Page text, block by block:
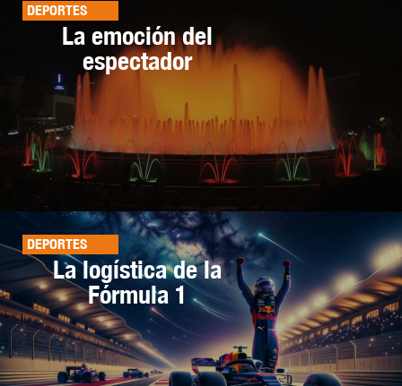
DEPORTES
La emoción del
espectador
DEPORTES
La logística de la
Fórmula 1